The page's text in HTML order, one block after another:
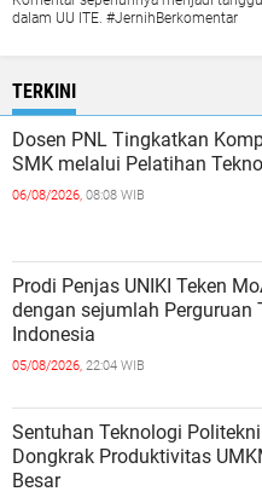
dalam UU ITE. #JernihBerkomentar
TERKINI
Dosen PNL Tingkatkan
SMK melalui Pelatihan
06/08/2026, 08:08 WIB
Prodi Penjas UNIKI Teken
dengan sejumlah Perguruan
Indonesia
05/08/2026, 22:04 WIB
Sentuhan Teknologi
Dongkrak Produktivitas
Besar